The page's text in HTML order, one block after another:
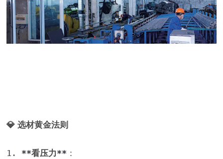
💎 选材黄金法则
1. **看压力** ：